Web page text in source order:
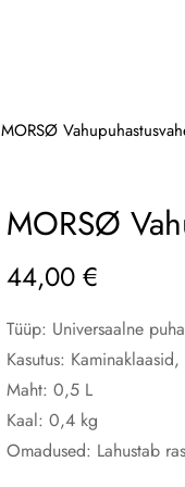
MORSØ
MORSØ
44,00 €
Tüüp: Universaalne
Kasutus:
Maht: 0,5 L
Kaal: 0,4 kg
Omadused: Lahustab